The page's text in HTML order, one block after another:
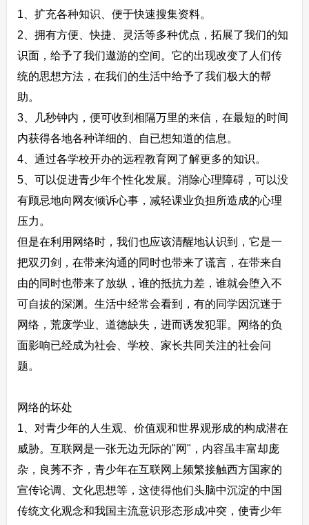
1、扩充各种知识、便于快速搜集资料。
2、拥有方便、快捷、灵活等多种优点，拓展了我们的知
识面，给予了我们遨游的空间。它的出现改变了人们传
统的思想方法，在我们的生活中给予了我们极大的帮
助。
3、几秒钟内，便可收到相隔万里的来信，在最短的时间
内获得各地各种详细的、自已想知道的信息。
4、通过各学校开办的远程教育网了解更多的知识。
5、可以促进青少年个性化发展。消除心理障碍，可以没
有顾忌地向网友倾诉心事，减轻课业负担所造成的心理
压力。
但是在利用网络时，我们也应该清醒地认识到，它是一
把双刃剑，在带来沟通的同时也带来了谎言，在带来自
由的同时也带来了放纵，谁的抵抗力差，谁就会堕入不
可自拔的深渊。生活中经常会看到，有的同学因沉迷于
网络，荒废学业、道德缺失，进而诱发犯罪。网络的负
面影响已经成为社会、学校、家长共同关注的社会问
题。
网络的坏处
1、对青少年的人生观、价值观和世界观形成的构成潜在
威胁。互联网是一张无边无际的"网"，内容虽丰富却庞
杂，良莠不齐，青少年在互联网上频繁接触西方国家的
宣传论调、文化思想等，这使得他们头脑中沉淀的中国
传统文化观念和我国主流意识形态形成冲突，使青少年